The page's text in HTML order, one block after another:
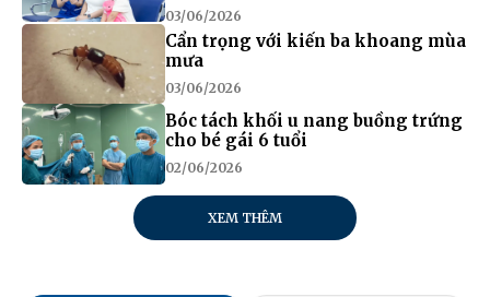
03/06/2026
Cẩn trọng với kiến ba khoang mùa
mưa
03/06/2026
Bóc tách khối u nang buồng trứng
cho bé gái 6 tuổi
02/06/2026
XEM THÊM